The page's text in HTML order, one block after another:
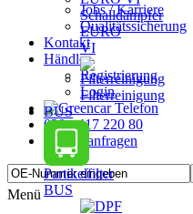
Schalldämpfer
EURO
VI
Filterreinigung
BUS
Partikelfilter
BUS
Jobs / Karriere
Qualitätssicherung
Kontakt
Händler
Registrierung
Login
030 - 417 220 80
Menü